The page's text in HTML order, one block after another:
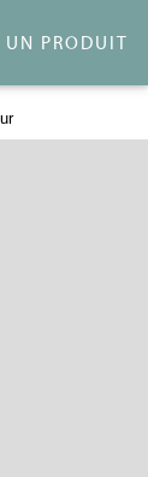
UN PRODUIT